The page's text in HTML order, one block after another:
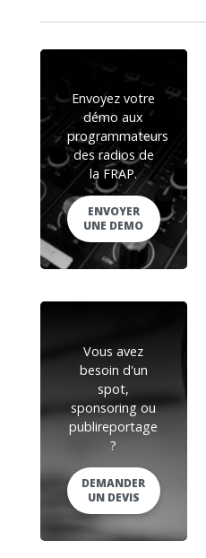
Envoyez votre
démo aux
programmateurs
des radios de
la FRAP.
ENVOYER
UNE DEMO
Vous avez
besoin d'un
spot,
sponsoring ou
publireportage
?
DEMANDER
UN DEVIS